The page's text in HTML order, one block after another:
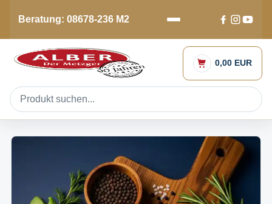
Beratung: 08678-236 M2
0,00 EUR